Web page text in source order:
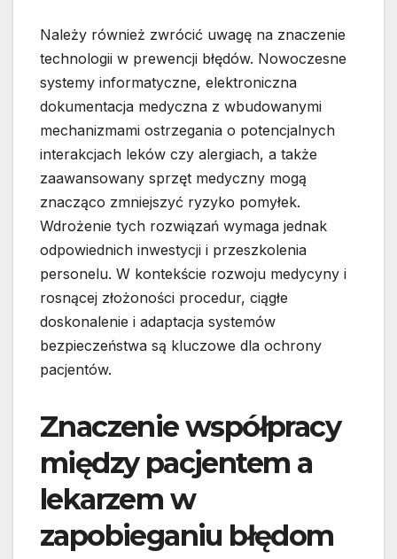
Należy również zwrócić uwagę na znaczenie
technologii w prewencji błędów. Nowoczesne
systemy informatyczne, elektroniczna
dokumentacja medyczna z wbudowanymi
mechanizmami ostrzegania o potencjalnych
interakcjach leków czy alergiach, a także
zaawansowany sprzęt medyczny mogą
znacząco zmniejszyć ryzyko pomyłek.
Wdrożenie tych rozwiązań wymaga jednak
odpowiednich inwestycji i przeszkolenia
personelu. W kontekście rozwoju medycyny i
rosnącej złożoności procedur, ciągłe
doskonalenie i adaptacja systemów
bezpieczeństwa są kluczowe dla ochrony
pacjentów.
Znaczenie współpracy
między pacjentem a
lekarzem w
zapobieganiu błędom